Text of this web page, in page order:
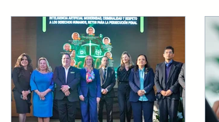
modelos avanzados a escala productiva mundial.
OpenAI y Amazon sellan una alianza estratégica
que establece un marco de colaboración sistémica
respaldado por una inversión de hasta 50,000 mil